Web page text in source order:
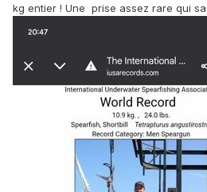
kg entier ! Une prise assez rare qui